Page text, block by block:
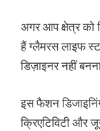
अगर आप क्षेत्र को
हैं ग्लैमरस लाइफ
डिज़ाइनर नहीं
इस फैशन
क्रिएटिविटी और